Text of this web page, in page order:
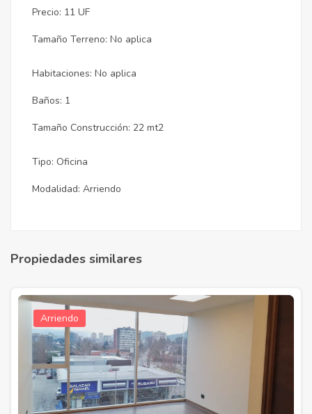
Precio: 11 UF
Tamaño Terreno: No aplica
Habitaciones: No aplica
Baños: 1
Tamaño Construcción: 22 mt2
Tipo: Oficina
Modalidad: Arriendo
Propiedades similares
Arriendo